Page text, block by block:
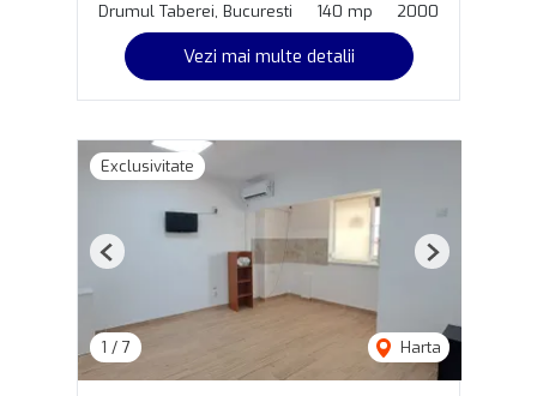
Drumul Taberei, Bucuresti
140 mp 2000
Vezi mai multe detalii
Exclusivitate
1 / 7 Harta
Previous Next